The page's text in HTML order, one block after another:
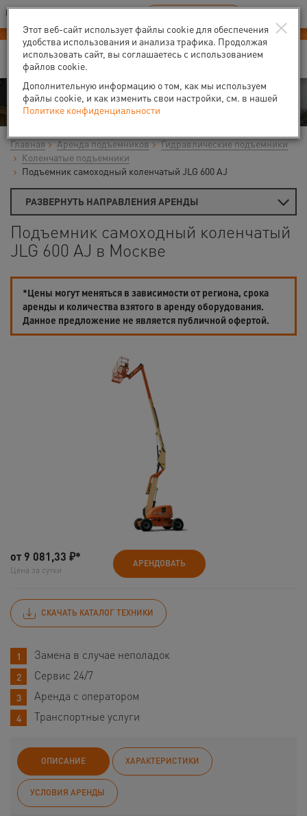
Ваш город:Москва
В Вашем регионе нет наших офисов RU EN
Аренда
Главная Аренда подъемников
Гидравлические подъемники
Коленчатые подъемники
Подъемник самоходный коленчатый JLG 600 AJ
РАЗВЕРНУТЬ НАПРАВЛЕНИЯ АРЕНДЫ
Подъемник самоходный коленчатый
JLG 600 AJ в Москве
*Цены могут меняться в зависимости от региона, срока
аренды и количества взятого в аренду оборудования.
Данное предложение не является публичной офертой.
от 9 081,33 ₽*
Цена за сутки
АРЕНДОВАТЬ
СКАЧАТЬ КАТАЛОГ ТЕХНИКИ
Замена в случае неполадок
Сервис 24/7
Аренда с оператором
Транспортные услуги
ОПИСАНИЕ ХАРАКТЕРИСТИКИ
УСЛОВИЯ АРЕНДЫ
×
Этот веб-сайт использует файлы cookie для обеспечения
удобства использования и анализа трафика. Продолжая
использовать сайт, вы соглашаетесь с использованием
файлов cookie.
Дополнительную информацию о том, как мы используем
файлы cookie, и как изменить свои настройки, см. в нашей
Политике конфиденциальности